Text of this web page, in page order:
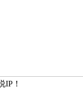
IP！